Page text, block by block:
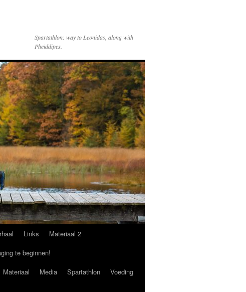
Spartathlon: way to Leonidas, along with
Pheiddipes.
Links
Materiaal 2
te beginnen!
Materiaal Media Spartathlon
Voeding